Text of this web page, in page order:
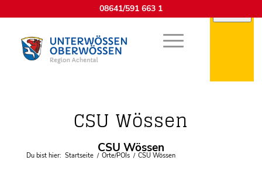
08641/591 663 1
Du bist hier: Startseite / Orte/POIs / CSU Wössen
CSU Wössen
CSU Wössen